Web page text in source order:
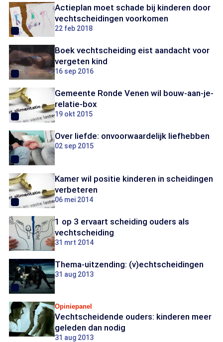
Actieplan moet schade bij kinderen door
vechtscheidingen voorkomen
22 feb 2018
Boek vechtscheiding eist aandacht voor
vergeten kind
16 sep 2016
Gemeente Ronde Venen wil bouw-aan-je-
relatie-box
19 okt 2015
Over liefde: onvoorwaardelijk liefhebben
02 sep 2015
Kamer wil positie kinderen in scheidingen
verbeteren
06 mei 2014
1 op 3 ervaart scheiding ouders als
vechtscheiding
31 mrt 2014
Thema-uitzending: (v)echtscheidingen
31 aug 2013
Opiniepanel
Vechtscheidende ouders: kinderen meer
geleden dan nodig
31 aug 2013